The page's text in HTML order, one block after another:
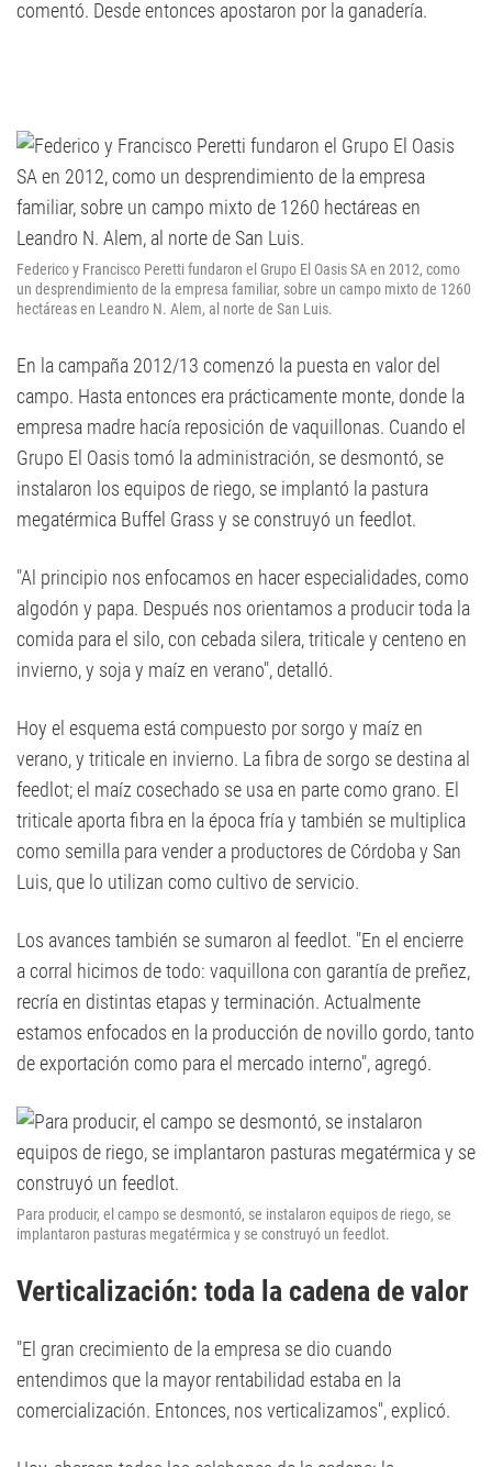
comentó. Desde entonces apostaron por la ganadería.
Federico y Francisco Peretti fundaron el Grupo El Oasis SA en 2012, como
un desprendimiento de la empresa familiar, sobre un campo mixto de 1260
hectáreas en Leandro N. Alem, al norte de San Luis.
En la campaña 2012/13 comenzó la puesta en valor del
campo. Hasta entonces era prácticamente monte, donde la
empresa madre hacía reposición de vaquillonas. Cuando el
Grupo El Oasis tomó la administración, se desmontó, se
instalaron los equipos de riego, se implantó la pastura
megatérmica Buffel Grass y se construyó un feedlot.
"Al principio nos enfocamos en hacer especialidades, como
algodón y papa. Después nos orientamos a producir toda la
comida para el silo, con cebada silera, triticale y centeno en
invierno, y soja y maíz en verano", detalló.
Hoy el esquema está compuesto por sorgo y maíz en
verano, y triticale en invierno. La fibra de sorgo se destina al
feedlot; el maíz cosechado se usa en parte como grano. El
triticale aporta fibra en la época fría y también se multiplica
como semilla para vender a productores de Córdoba y San
Luis, que lo utilizan como cultivo de servicio.
Los avances también se sumaron al feedlot. "En el encierre
a corral hicimos de todo: vaquillona con garantía de preñez,
recría en distintas etapas y terminación. Actualmente
estamos enfocados en la producción de novillo gordo, tanto
de exportación como para el mercado interno", agregó.
Para producir, el campo se desmontó, se instalaron equipos de riego, se
implantaron pasturas megatérmica y se construyó un feedlot.
Verticalización: toda la cadena de valor
"El gran crecimiento de la empresa se dio cuando
entendimos que la mayor rentabilidad estaba en la
comercialización. Entonces, nos verticalizamos", explicó.